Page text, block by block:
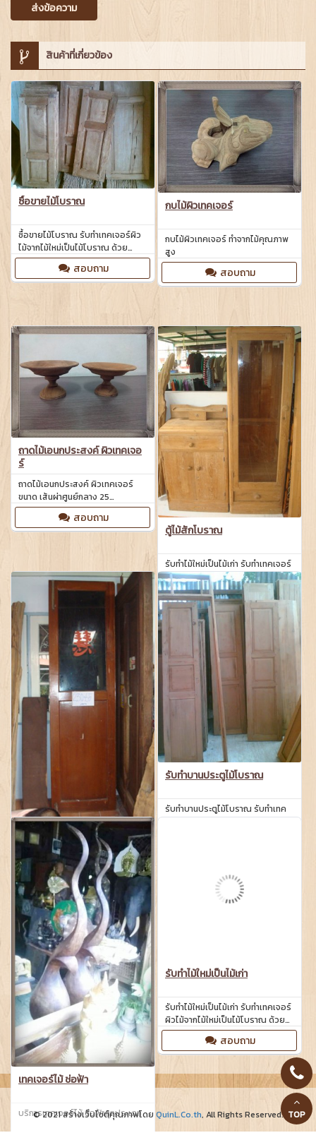
ส่งข้อความ
สินค้าที่เกี่ยวข้อง
ซื้อขายไม้โบราณ
ซื้อขายไม้โบราณ รับทำเทคเจอร์ผิว
ไม้จากไม้ใหม่เป็นไม้โบราณ ด้วย
เทคนิคพิเศษ
สอบถาม
กบไม้ผิวเทคเจอร์
กบไม้ผิวเทคเจอร์ ทำจากไม้คุณภาพ
สูง
สอบถาม
ถาดไม้เอนกประสงค์ ผิวเทคเจอ
ร์
ถาดไม้เอนกประสงค์ ผิวเทคเจอร์
ขนาด เส้นผ่าศูนย์กลาง 25
เซนติเมตร สูง 15 เซนติเมตร
สอบถาม
ตู้ไม้สักโบราณ
รับทำไม้ใหม่เป็นไม้เก่า รับทำเทคเจอร์
ผิวไม้จากไม้ใหม่เป็นไม้โบราณ ด้วย
เทคนิคพิเศษ
สอบถาม
บานประตูไม้สักครึ่งท่อนกระจก
บานประตูไม้สักครึ่งท่อนกระจก ขนาด
2.30 x 0.65 เมตร
สอบถาม
รับทำบานประตูไม้โบราณ
รับทำบานประตูไม้โบราณ รับทำเทค
เจอร์ผิวไม้จากไม้ใหม่เป็นไม้โบราณ
เทคเจอร์ไม้ ช่อฟ้า
บริการเทคเจอร์ไม้ ช่อฟ้าทุกประเภท
รับทำไม้ใหม่เป็นไม้เก่า
รับทำไม้ใหม่เป็นไม้เก่า รับทำเทคเจอร์
ผิวไม้จากไม้ใหม่เป็นไม้โบราณ ด้วย
เทคนิคพิเศษ
สอบถาม
© 2021 สร้างเว็บไซต์คุณภาพโดย QuinL.Co.th, All Rights Reserved. TOP